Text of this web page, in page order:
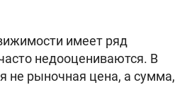
имеет ряд
недооцениваются. В
не рыночная цена, а сумма,